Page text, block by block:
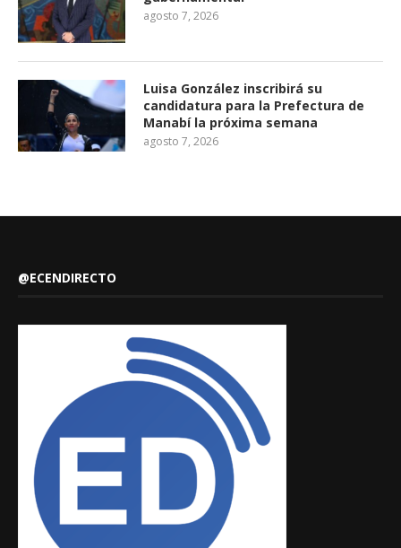
agosto 7, 2026
Luisa González inscribirá su
candidatura para la Prefectura de
Manabí la próxima semana
agosto 7, 2026
@ECENDIRECTO